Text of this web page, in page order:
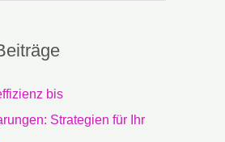
bis
Strategien für Ihr